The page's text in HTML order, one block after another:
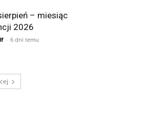
– miesiąc
2026
- 6 dni temu